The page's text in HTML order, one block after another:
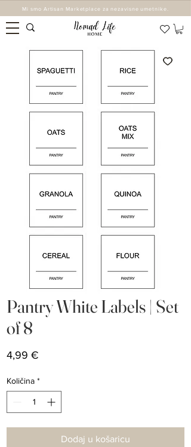
Mi smo Artisan Marketplace za nezavisne umetnike.
Pantry White Labels | Set
of 8
4,99 €
Količina *
Dodaj u košaricu